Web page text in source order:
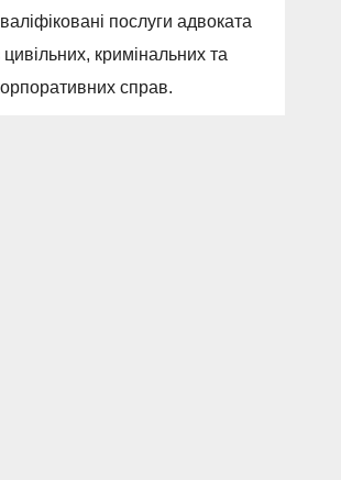
послуги адвоката
цивільних, кримінальних та
справ.